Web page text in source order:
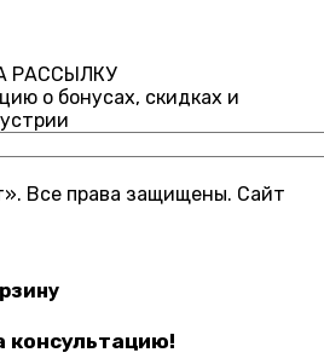
РАССЫЛКУ
о бонусах, скидках и
Все права защищены. Cайт
консультацию!